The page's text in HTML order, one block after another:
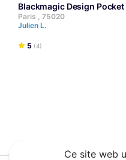
Blackmagic Design
Paris , 75020
Julien L.
5 (4)